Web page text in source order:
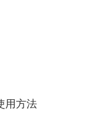
用方法